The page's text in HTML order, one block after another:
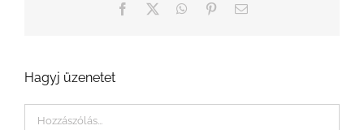
Facebook WhatsApp
PinterestEmail:
Hagyj üzenetet